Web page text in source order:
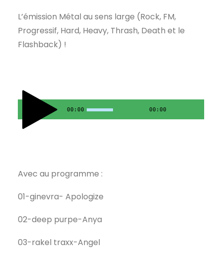
L’émission Métal au sens large (Rock, FM,
Progressif, Hard, Heavy, Thrash, Death et le
Flashback) !
00:00 00:00
Avec au programme :
01-ginevra- Apologize
02-deep purpe-Anya
03-rakel traxx-Angel